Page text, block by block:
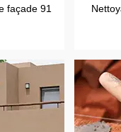
façade 91